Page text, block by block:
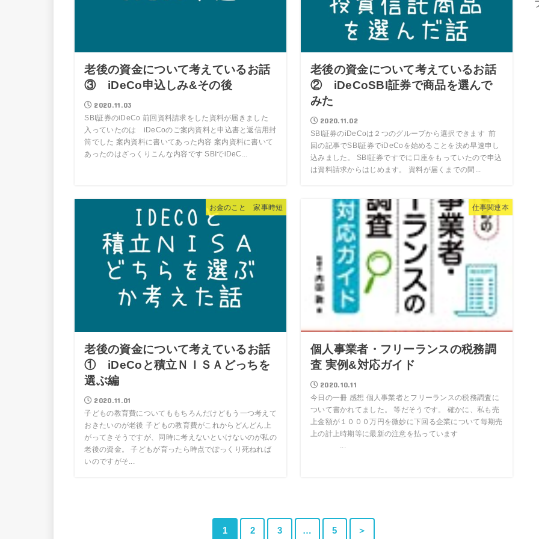
老後の資金について考えているお話
③ iDeCo申込しみ&その後
2020.11.03
SBI証券のiDeCo 前回資料請求をした資料が届きました
入っていたのは iDeCoのご案内資料と申込書と返信用封
筒でした 案内資料に書いてあった内容 案内資料に書いて
あったのはざっくりこんな内容です SBIでiDeC...
老後の資金について考えているお話
② iDeCoSBI証券で商品を選んで
みた
2020.11.02
SBI証券のiDeCoは２つのグループから選択できます 前
回の記事でSBI証券でiDeCoを始めることを決め早速申し
込みました。 SBI証券ですでに口座をもっていたので申込
は資料請求からはじめます。 資料が届くまでの間...
お金のこと 家事時短
老後の資金について考えているお話
① iDeCoと積立ＮＩＳＡどっちを
選ぶ編
2020.11.01
子どもの教育費についてももちろんだけどもう一つ考えて
おきたいのが老後 子どもの教育費がこれからどんどん上
がってきそうですが、同時に考えないといけないのが私の
老後の資金。 子どもが育ったら時点でぽっくり死ねれば
いのですがそ...
仕事関連本
個人事業者・フリーランスの税務調
査 実例&対応ガイド
2020.10.11
今日の一冊 感想 個人事業者とフリーランスの税務調査に
ついて書かれてました。 等だそうです。 確かに、私も売
上金額が１０００万円を微妙に下回る企業について毎期売
上の計上時期等に最新の注意を払っています
1 2 3 … 5 ＞